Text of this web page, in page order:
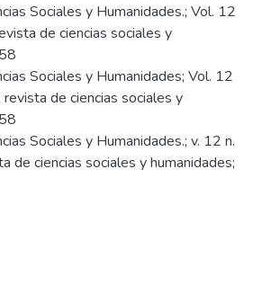
Sociales y Humanidades.; Vol. 12
de ciencias sociales y
Sociales y Humanidades; Vol. 12
de ciencias sociales y
Sociales y Humanidades.; v. 12 n.
de ciencias sociales y humanidades;